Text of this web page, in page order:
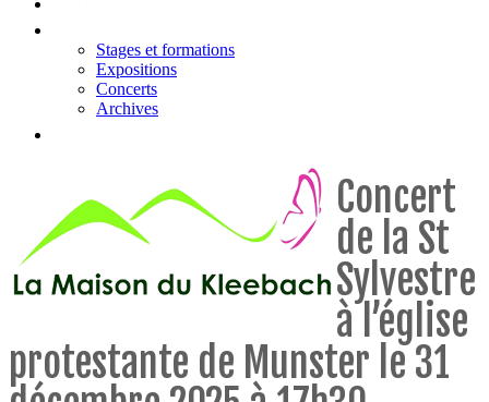
Stages et formations
Expositions
Concerts
Archives
Concert
de la St
Sylvestre
à l’église
protestante de Munster le 31